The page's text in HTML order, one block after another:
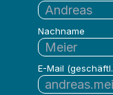
Nachname
E-Mail